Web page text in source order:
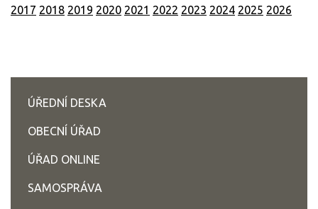
2017 2018 2019 2020 2021 2022 2023 2024 2025 2026
ÚŘEDNÍ DESKA
OBECNÍ ÚŘAD
ÚŘAD ONLINE
SAMOSPRÁVA